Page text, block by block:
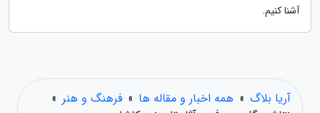
آشنا کنیم.
آریا بلاگ » همه اخبار و مقاله ها » فرهنگ و هنر »